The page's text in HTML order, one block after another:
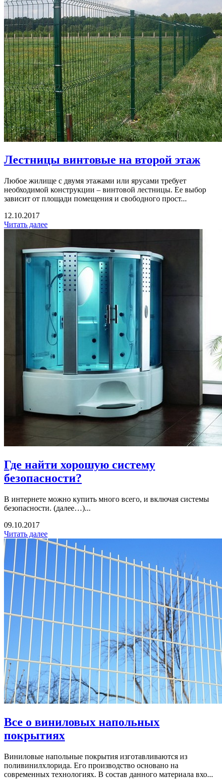
Лестницы винтовые на второй этаж
Любое жилище с двумя этажами или ярусами требует
необходимой конструкции – винтовой лестницы. Ее выбор
зависит от площади помещения и свободного прост...
12.10.2017
Читать далее
Где найти хорошую систему
безопасности?
В интернете можно купить много всего, и включая системы
безопасности. (далее…)...
09.10.2017
Читать далее
Все о виниловых напольных
покрытиях
Виниловые напольные покрытия изготавливаются из
поливинилхлорида. Его производство основано на
современных технологиях. В состав данного материала вхо...